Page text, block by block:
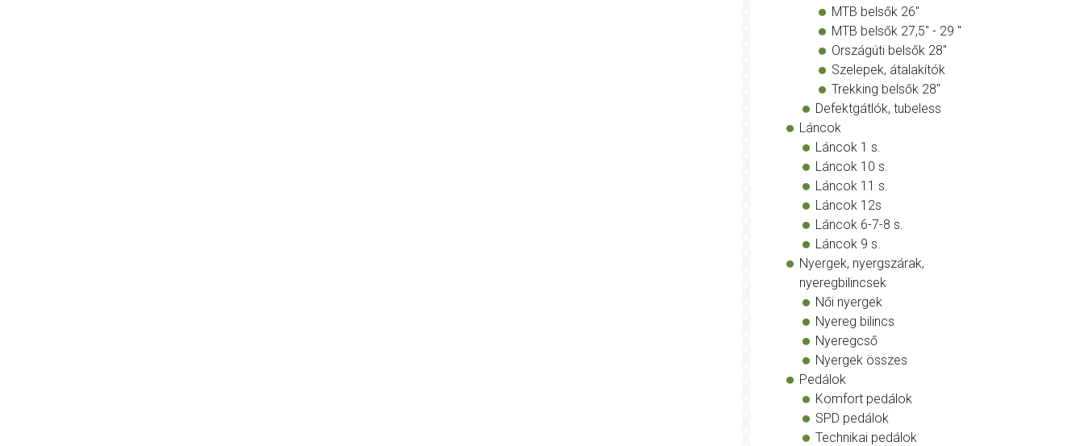
MTB belsők 26"
MTB belsők 27,5" - 29 "
Országúti belsők 28"
Szelepek, átalakítók
Trekking belsők 28"
Defektgátlók, tubeless
Láncok
Láncok 1 s.
Láncok 10 s.
Láncok 11 s.
Láncok 12s
Láncok 6-7-8 s.
Láncok 9 s.
Nyergek, nyergszárak,
nyeregbilincsek
Női nyergek
Nyereg bilincs
Nyeregcső
Nyergek összes
Pedálok
Komfort pedálok
SPD pedálok
Technikai pedálok